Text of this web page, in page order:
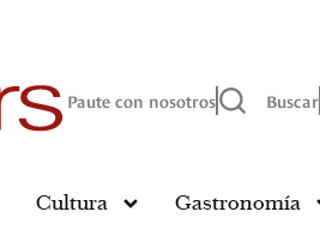
Paute con nosotros Buscar
Cultura Gastronomía